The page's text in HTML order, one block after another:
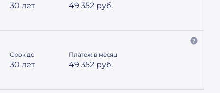
30 лет 49 352 руб.
Срок до
30 лет
Платеж в месяц
49 352 руб.